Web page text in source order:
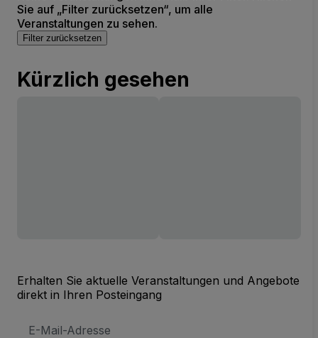
Sie auf „Filter zurücksetzen“, um alle
Veranstaltungen zu sehen.
Filter zurücksetzen
Kürzlich gesehen
Erhalten Sie aktuelle Veranstaltungen und Angebote
direkt in Ihren Posteingang
Mail-